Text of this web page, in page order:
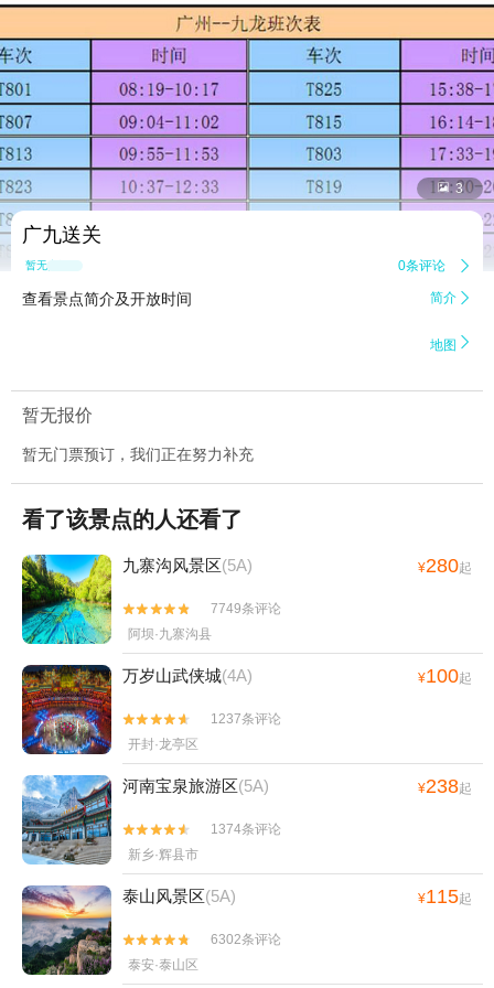
 3
广九送关
暂无点评 0条评论 
查看景点简介及开放时间 简介 
地图 
暂无报价
暂无门票预订，我们正在努力补充
看了该景点的人还看了
九寨沟风景区(5A) ¥280起


7749条评论
阿坝·九寨沟县
万岁山武侠城(4A) ¥100起


1237条评论
开封·龙亭区
河南宝泉旅游区(5A) ¥238起


1374条评论
新乡·辉县市
泰山风景区(5A) ¥115起


6302条评论
泰安·泰山区